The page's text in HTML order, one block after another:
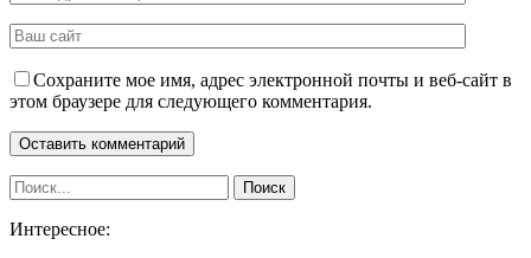
Сохраните мое имя, адрес электронной почты и веб-сайт в
этом браузере для следующего комментария.
Интересное: